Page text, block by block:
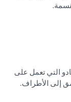
التي تعمل على
إلى الأطراف.